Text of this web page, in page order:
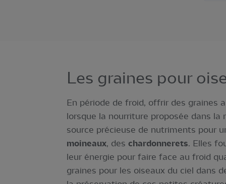
Les graines pour
En période de froid, offrir des graines
lorsque la nourriture proposée dans la
source précieuse de nutriments pour
moineaux, des chardonnerets. Elles
leur énergie pour faire face au froid
graines pour les oiseaux du ciel dans